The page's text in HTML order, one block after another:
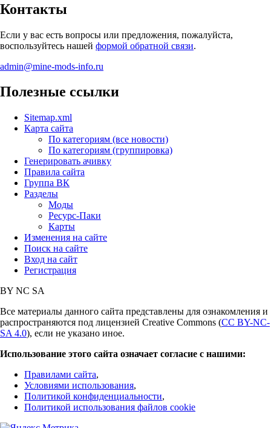
Контакты
Если у вас есть вопросы или предложения, пожалуйста,
воспользуйтесь нашей формой обратной связи.
admin@mine-mods-info.ru
Полезные ссылки
Sitemap.xml
Карта сайта
По категориям (все новости)
По категориям (группировка)
Генерировать ачивку
Правила сайта
Группа ВК
Разделы
Моды
Ресурс-Паки
Карты
Изменения на сайте
Поиск на сайте
Вход на сайт
Регистрация
BY NC SA
Все материалы данного сайта представлены для ознакомления и
распространяются под лицензией Creative Commons (CC BY-NC-
SA 4.0), если не указано иное.
Использование этого сайта означает согласие с нашими:
Правилами сайта,
Условиями использования,
Политикой конфиденциальности,
Политикой использования файлов cookie